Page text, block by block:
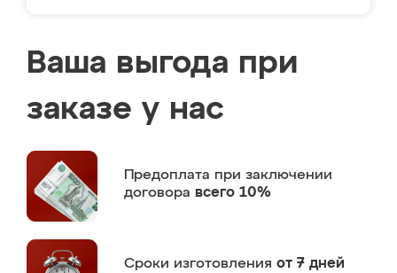
Ваша выгода при
заказе у нас
Предоплата при заключении
договора всего 10%
Сроки изготовления от 7 дней